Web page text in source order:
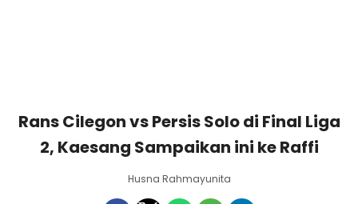
Rans Cilegon vs Persis Solo di Final Liga
2, Kaesang Sampaikan ini ke Raffi
Husna Rahmayunita